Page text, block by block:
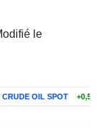
le
CRUDE OIL SPOT